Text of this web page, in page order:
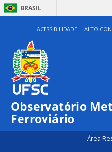
BRASIL
ACESSIBILIDADE ALTO
Observatório
Ferroviário
Área